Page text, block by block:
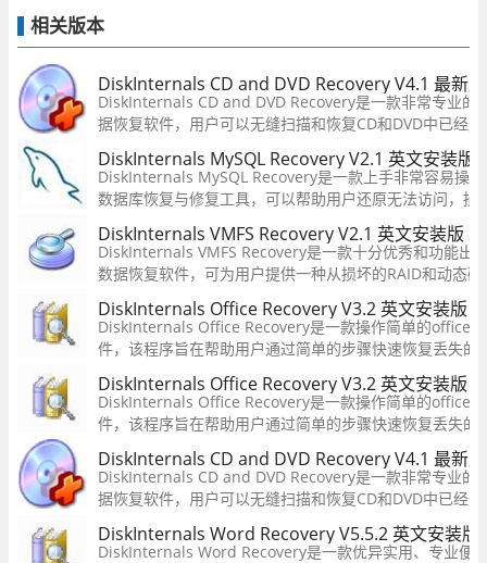
相关版本
DiskInternals CD and DVD Recovery V4.1 最新
DiskInternals CD and DVD Recovery是一款非常专业的
据恢复软件，用户可以无缝扫描和恢复CD和DVD中已经
可以兼容光盘、刻录光盘等类型。这款软件使用也是相当
需要的话可以来本站下载哦。
DiskInternals MySQL Recovery V2.1 英文安装版
DiskInternals MySQL Recovery是一款上手非常容易操
数据库恢复与修复工具，可以帮助用户还原无法访问，损
数据库，此恢复软件可与在Windows，Linux和Mac（仅
创建的MySQL数据库配合使用！
DiskInternals VMFS Recovery V2.1 英文安装版
DiskInternals VMFS Recovery是一款十分优秀和功能出
数据恢复软件，可为用户提供一种从损坏的RAID和动态
数据以及装入映像和映射虚拟分区的简单方法，并允许在
vSphere，ESXi / ESX服务器上恢复VMDK映像。
DiskInternals Office Recovery V3.2 英文安装版
DiskInternals Office Recovery是一款操作简单的office
件，该程序旨在帮助用户通过简单的步骤快速恢复丢失的
Excel、PowerPoint、OpenOffice 2、Access、Outlook
件类型，其具备了三种文件恢复模式，分别对应不同的文
DiskInternals Office Recovery V3.2 英文安装版
DiskInternals Office Recovery是一款操作简单的office
件，该程序旨在帮助用户通过简单的步骤快速恢复丢失的
Excel、PowerPoint、OpenOffice 2、Access、Outlook
件类型，其具备了三种文件恢复模式，分别对应不同的文
DiskInternals CD and DVD Recovery V4.1 最新
DiskInternals CD and DVD Recovery是一款非常专业的
据恢复软件，用户可以无缝扫描和恢复CD和DVD中已经
可以兼容光盘、刻录光盘等类型。这款软件使用也是相当
需要的话可以来本站下载哦。
DiskInternals Word Recovery V5.5.2 英文安装版
DiskInternals Word Recovery是一款优异实用、专业便